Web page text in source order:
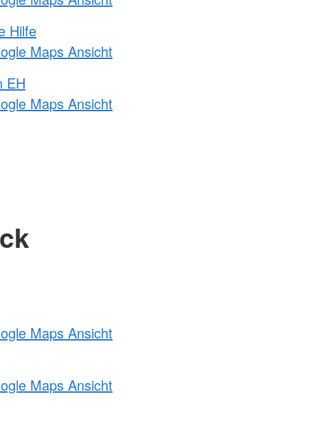
Hilfe
Maps Ansicht
EH
Maps Ansicht
Maps Ansicht
Maps Ansicht